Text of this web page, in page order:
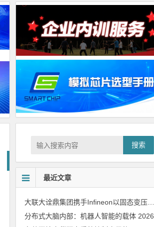
搜索
最近文章
大联大诠鼎集团携手Infineon以固态变压器重构配电效率新标杆
分布式大脑内部：机器人智能的载体 2026年8月6日